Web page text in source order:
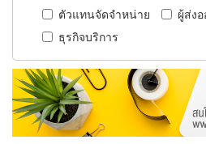
ตัวแทนจัดจำหน่าย
ผู้ส่ง
ธุรกิจบริการ